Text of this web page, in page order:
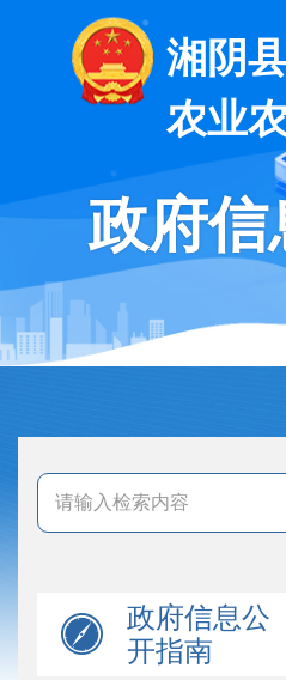
湘阴
农业
政府信
政府信息公
开指南